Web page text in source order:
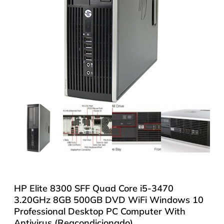
HP Elite 8300 SFF Quad Core i5-3470
3.20GHz 8GB 500GB DVD WiFi Windows 10
Professional Desktop PC Computer With